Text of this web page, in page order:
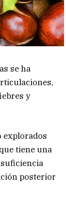
se ha
y
explorados
tiene una
posterior